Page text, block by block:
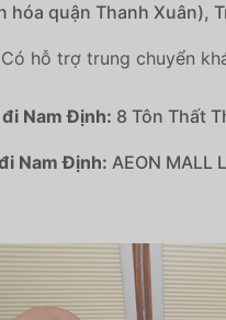
hóa quận Thanh Xuân),
Có hỗ trợ trung chuyển
Nam Định: 8 Tôn Thất
Nam Định: AEON MALL